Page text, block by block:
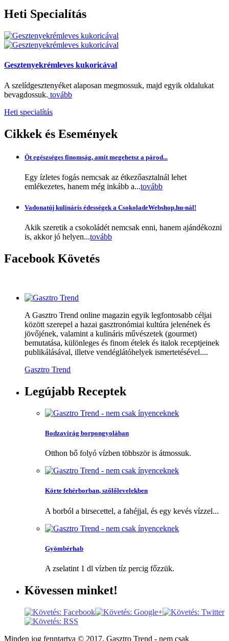
Heti Specialítás
Gesztenyekrémleves kukoricával
A szelídgesztenyéket alaposan megmossuk, majd egyik oldalukat
bevagdossuk. tovább
Heti specialítás
Cikkek és Események
Öt egészséges finomság, amit megehetsz a párod...
Egy ízletes fogás nemcsak az étkezőasztalnál lehet
emlékezetes, hanem még inkább a...tovább
Vadonatúj kulináris édességek a CsokoladeWebshop.hu-nál!
Akik szeretik a csokoládét nemcsak enni, hanem ajándékozni
is, akkor jó helyen...tovább
Facebook Követés
A Gasztro Trend online magazin egyik legfontosabb céljai
között szerepel a hazai gasztronómiai kultúra jelenének és
jövőjének, valamint a kulináris művészetek (gourmet)
bemutatása, különleges és finom ételek és italok receptjeinek
publikálásával, illetve vendéglátóhelyek ismertetésével....
Gasztro Trend
Legújabb Receptek
Bodzavirág borpongyolában
Otthon bő folyó vízben többször is átmossuk.
Körte fehérborban, szőlőlevelekben
A borból a birsecettel, a fahéjjal, és egy kevés vízzel...
Gyömbérhab
A zselatint 1 dl vízben tíz percig főzzük.
Kövessen minket!
Minden jog fenntartva © 2017, Gasztro Trend - nem csak